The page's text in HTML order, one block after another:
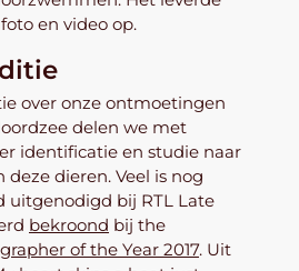
en video op.
over onze ontmoetingen
delen we met
identificatie en studie naar
dieren. Veel is nog
uitgenodigd bij RTL Late
bekroond bij the
of the Year 2017. Uit